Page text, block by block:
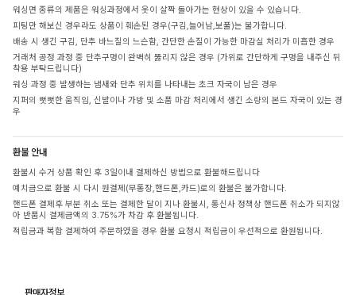
워싱면 종류의 제품은 워싱과정에서 옷이 살짝 돌아가는 현상이 있을 수 있습니다.
피팅만 해보신 경우라도 상품이 훼손된 경우(구김,늘어남,보풀)는 불가합니다.
배송 시 생긴 구김, 단추 바느질의 느슨함, 간단한 손질이 가능한 마감실 처리가 미흡한 경우
거래처 공정 과정 중 단추구멍이 완벽히 뚫리지 않은 경우 (가위로 간단하게 구멍을 내주신 뒤
착용 부탁드립니다)
워싱 과정 중 발생하는 냄새와 단추 위치를 나타내는 초크 자국이 남은 경우
지퍼의 뻣뻣한 움직임, 신발이나 가방 및 소품 마감 처리에서 생긴 소량의 본드 자국이 있는 경
우
환불 안내
환불시 수거 상품 확인 후 3일이내 결제하신 방법으로 환불해드립니다
예치금으로 환불 시 다시 원결제(무통장,핸드폰,카드)로의 환불은 불가합니다.
핸드폰 결제후 부분 취소 또는 결제한 달이 지나 환불시, 통신사 정책상 핸드폰 취소가 되지않
아 반품시 결제금액의 3.75%가 차감 후 환불됩니다.
적립금과 복합 결제하여 주문하였을 경우 환불 요청시 적립금이 우선적으로 환원됩니다.
판매자정보